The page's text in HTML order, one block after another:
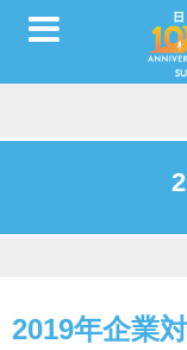
2019年企業